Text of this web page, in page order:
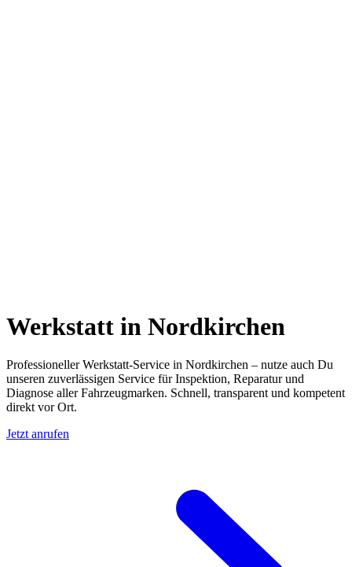
Werkstatt in Nordkirchen
Professioneller Werkstatt-Service in Nordkirchen – nutze auch Du
unseren zuverlässigen Service für Inspektion, Reparatur und
Diagnose aller Fahrzeugmarken. Schnell, transparent und kompetent
direkt vor Ort.
Jetzt anrufen